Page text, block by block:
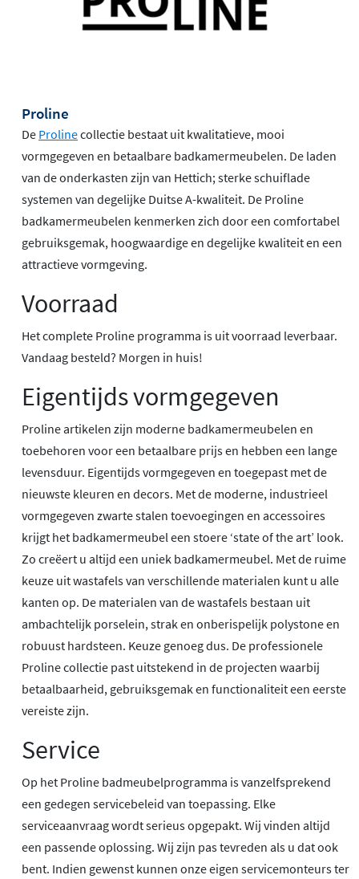
Proline
De Prolinecollectie bestaat uit kwalitatieve, mooi
vormgegeven en betaalbare badkamermeubelen. De laden
van de onderkasten zijn van Hettich; sterke schuiflade
systemen van degelijke Duitse A-kwaliteit. De Proline
badkamermeubelen kenmerken zich door een comfortabel
gebruiksgemak, hoogwaardige en degelijke kwaliteit en een
attractieve vormgeving.
Voorraad
Het complete Proline programma is uit voorraad leverbaar.
Vandaag besteld? Morgen in huis!
Eigentijds vormgegeven
Proline artikelen zijn moderne badkamermeubelen en
toebehoren voor een betaalbare prijs en hebben een lange
levensduur. Eigentijds vormgegeven en toegepast met de
nieuwste kleuren en decors. Met de moderne, industrieel
vormgegeven zwarte stalen toevoegingen en accessoires
krijgt het badkamermeubel een stoere ‘state of the art’ look.
Zo creëert u altijd een uniek badkamermeubel. Met de ruime
keuze uit wastafels van verschillende materialen kunt u alle
kanten op. De materialen van de wastafels bestaan uit
ambachtelijk porselein, strak en onberispelijk polystone en
robuust hardsteen. Keuze genoeg dus. De professionele
Proline collectie past uitstekend in de projecten waarbij
betaalbaarheid, gebruiksgemak en functionaliteit een eerste
vereiste zijn.
Service
Op het Proline badmeubelprogramma is vanzelfsprekend
een gedegen servicebeleid van toepassing. Elke
serviceaanvraag wordt serieus opgepakt. Wij vinden altijd
een passende oplossing. Wij zijn pas tevreden als u dat ook
bent. Indien gewenst kunnen onze eigen servicemonteurs ter